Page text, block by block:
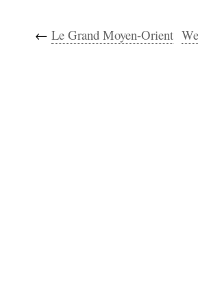
← Le Grand Moyen-Orient